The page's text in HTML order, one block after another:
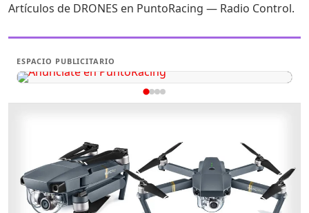
Artículos de DRONES en PuntoRacing — Radio Control.
ESPACIO PUBLICITARIO